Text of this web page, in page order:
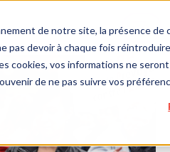
de notre site, la présence
devoir à chaque fois
cookies, vos informations ne
de ne pas suivre vos